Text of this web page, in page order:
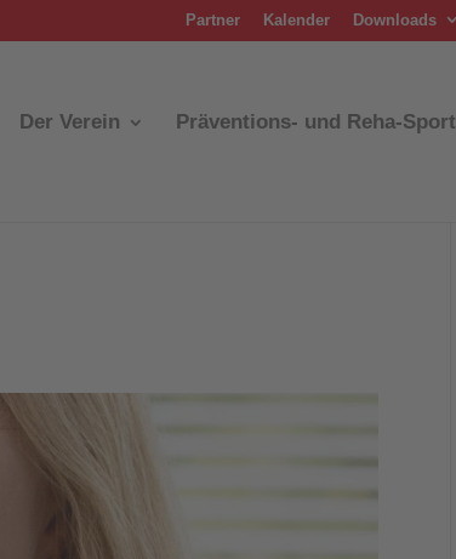
Partner Kalender Downloads
Der Verein Präventions- und Reha-Sport